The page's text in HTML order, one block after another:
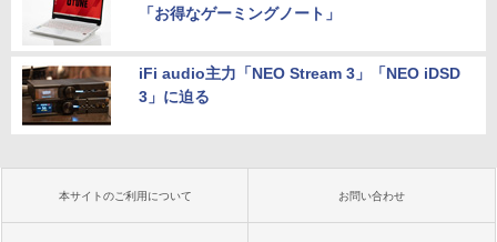
「お得なゲーミングノート」
iFi audio主力「NEO Stream 3」「NEO iDSD
3」に迫る
本サイトのご利用について お問い合わせ